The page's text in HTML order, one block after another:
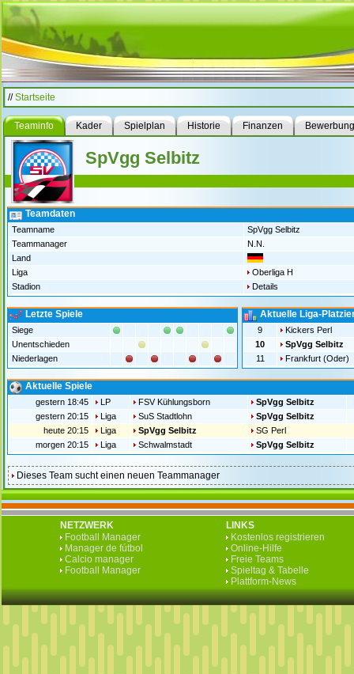
//Startseite
Teaminfo Kader Spielplan Historie Finanzen Bewerbung
SpVgg Selbitz
Teamdaten
Teamname
SpVgg Selbitz
Teammanager
N.N.
Land
Liga
Oberliga H
Stadion
Details
Letzte Spiele
Siege
Unentschieden
Niederlagen
Aktuelle Liga-
9
Kickers Perl
10
SpVgg Selbitz
11
Frankfurt (Oder)
Aktuelle Spiele
gestern 18:45 LP FSV Kühlungsborn
SpVgg Selbitz
gestern 20:15
Liga SuS Stadtlohn
SpVgg Selbitz
heute 20:15
Liga SpVgg Selbitz
SG Perl
morgen 20:15
Liga Schwalmstadt SpVgg Selbitz
Dieses Team sucht einen neuen Teammanager
NETZWERK
Football Manager
Manager de fútbol
Calcio manager
Football Manager
LINKS
Kostenlos registrieren
Online-Hilfe
Freie Teams
Spieltag & Tabelle
Plattform-News